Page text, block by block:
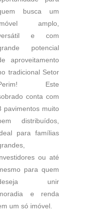
busca um
amplo,
e com
potencial
aproveitamento
tradicional Setor
Este
conta com
pavimentos muito
distribuídos,
para famílias
ou até
para quem
unir
e renda
um só imóvel.